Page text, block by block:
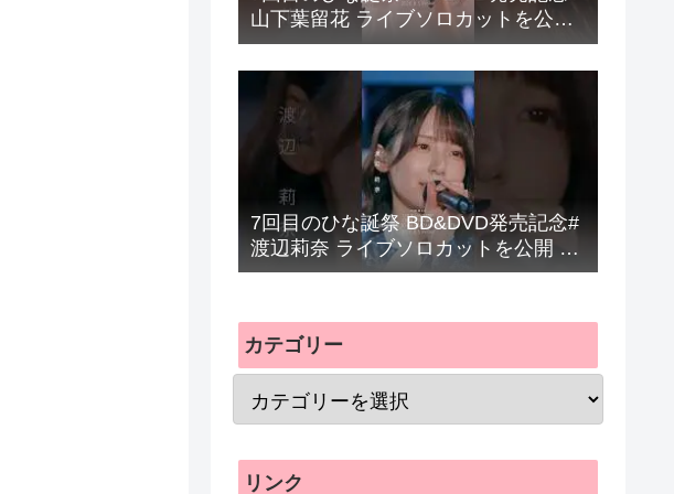
山下葉留花 ライブソロカットを公開
#日向坂46 #hinatazaka46 #
7回目のひな誕祭 BD&DVD発売記念#
渡辺莉奈 ライブソロカットを公開 #
日向坂46 #hinatazaka46 #
カテゴリー
リンク